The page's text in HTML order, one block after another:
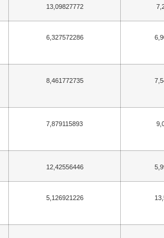
13,09827772
6,327572286
8,461772735
7,879115893
12,42556446
5,126921226